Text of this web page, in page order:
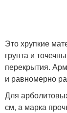
Это хрупкие
грунта и
перекрытия.
и равномерно
Для
см, а марка